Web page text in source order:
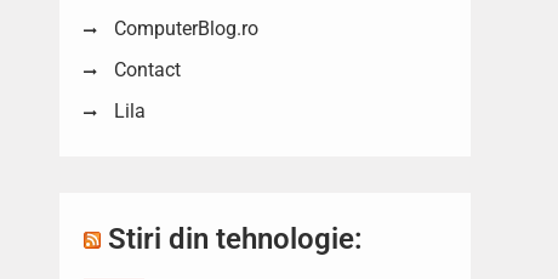
ComputerBlog.ro
Contact
Lila
Stiri din tehnologie: